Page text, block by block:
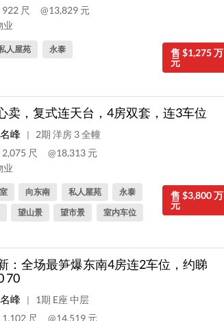
尺
@13,829 元
业
售 $1,275 万
元
人屋苑 永泰
卖，复式连天台，4房双套，连3车位
峰 |
2期 洋房 3 全幢
尺
@18,313 元
业
售 $3,800 万
元
向东南 私人屋苑
永泰
望山景 望市景 室内车位
：全场最笋爆东南4房连2车位，约睇
70
峰 |
1期 E座 中层
尺
@14,519 元